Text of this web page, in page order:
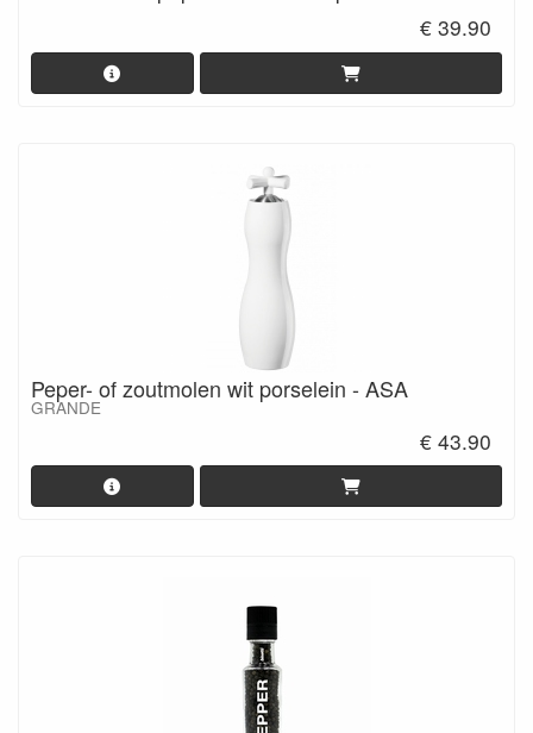
€ 39.90
Peper- of zoutmolen wit porselein - ASA
GRANDE
€ 43.90